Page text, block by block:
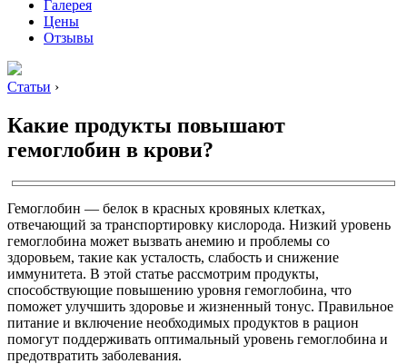
Галерея
Цены
Отзывы
Статьи ›
Какие продукты повышают
гемоглобин в крови?
Гемоглобин — белок в красных кровяных клетках,
отвечающий за транспортировку кислорода. Низкий уровень
гемоглобина может вызвать анемию и проблемы со
здоровьем, такие как усталость, слабость и снижение
иммунитета. В этой статье рассмотрим продукты,
способствующие повышению уровня гемоглобина, что
поможет улучшить здоровье и жизненный тонус. Правильное
питание и включение необходимых продуктов в рацион
помогут поддерживать оптимальный уровень гемоглобина и
предотвратить заболевания.